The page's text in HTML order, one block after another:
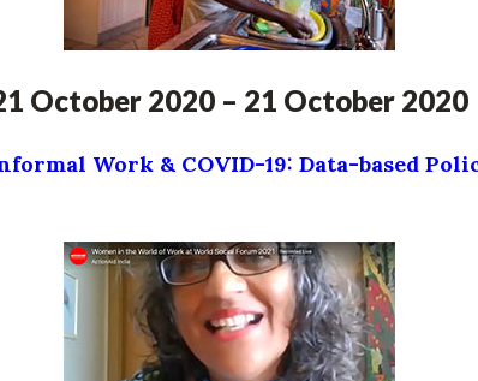
October 2020 – 21 October 2020
Work & COVID-19: Data-based